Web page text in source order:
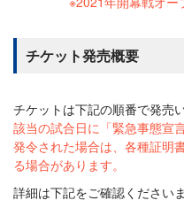
チケット発売概要
チケットは下記の順番で発売
該当の試合日に「緊急事態宣
発令された場合は、各種証明
る場合があります。
詳細は下記をご確認ください